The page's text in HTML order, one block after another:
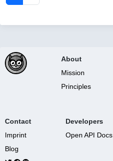
About
Mission
Principles
Contact
Imprint
Blog
Developers
Open API Docs